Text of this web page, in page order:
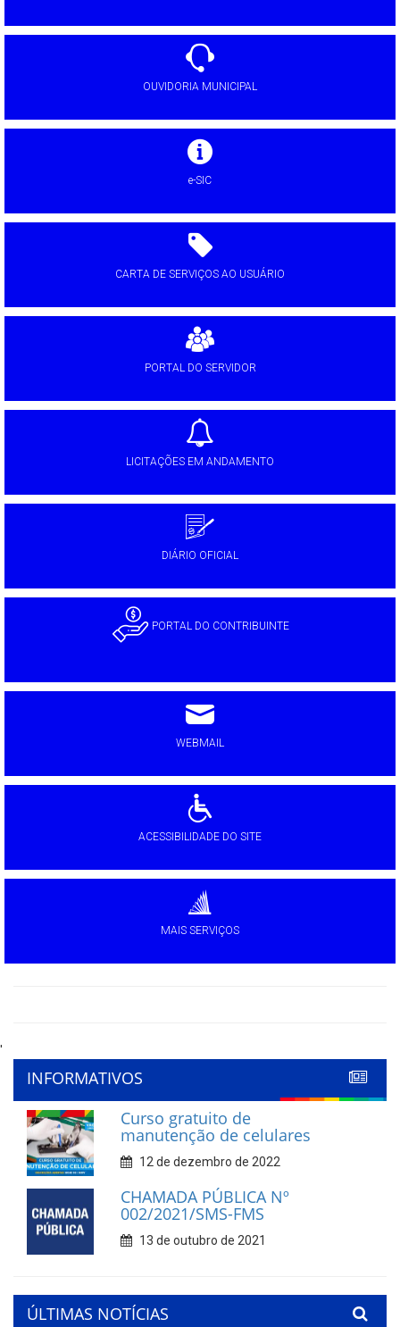
OUVIDORIA MUNICIPAL
e-SIC
CARTA DE SERVIÇOS AO USUÁRIO
PORTAL DO SERVIDOR
LICITAÇÕES EM ANDAMENTO
DIÁRIO OFICIAL
PORTAL DO CONTRIBUINTE
WEBMAIL
ACESSIBILIDADE DO SITE
MAIS SERVIÇOS
'
INFORMATIVOS
Curso gratuito de
manutenção de celulares
12 de dezembro de 2022
CHAMADA PÚBLICA Nº
002/2021/SMS-FMS
13 de outubro de 2021
ÚLTIMAS NOTÍCIAS